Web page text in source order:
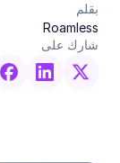
بقلم
Roamless
شارك على